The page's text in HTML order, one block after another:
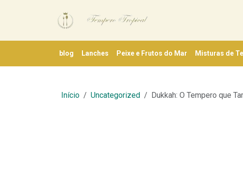
blog Lanches Peixe e Frutos do Mar Misturas de
Início Uncategorized Dukkah: O Tempero que